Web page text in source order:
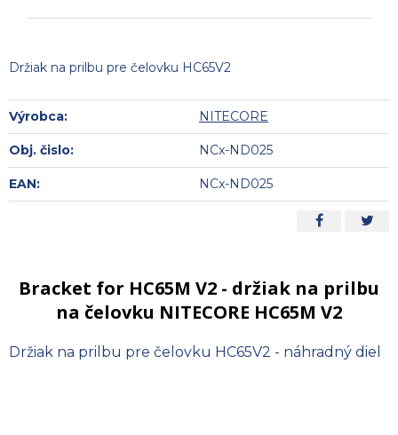
Držiak na prilbu pre čelovku HC65V2
Výrobca: NITECORE
Obj. čislo: NCx-ND025
EAN: NCx-ND025
Bracket for HC65M V2 - držiak na prilbu
na čelovku NITECORE HC65M V2
Držiak na prilbu pre čelovku HC65V2 - náhradný diel